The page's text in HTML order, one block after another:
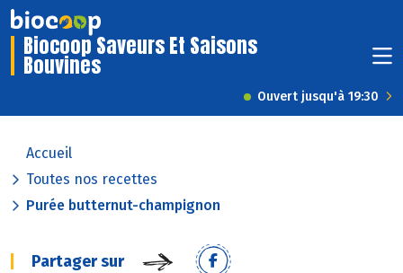
Biocoop Saveurs Et Saisons
Bouvines
Ouvert jusqu'à 19:30
Accueil
Toutes nos recettes
Purée butternut-champignon
Partager sur